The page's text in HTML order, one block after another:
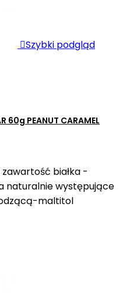
Szybki podgląd
60g PEANUT CARAMEL
białka -
naturalnie występujące
maltitol